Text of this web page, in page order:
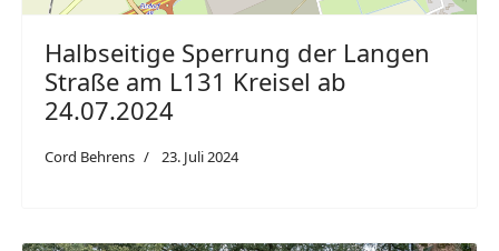
Halbseitige Sperrung der Langen
Straße am L131 Kreisel ab
24.07.2024
Cord Behrens 23. Juli 2024